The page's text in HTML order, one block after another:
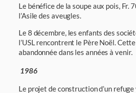
Le bénéfice de la soupe aux pois, Fr.
l’Asile des aveugles.
Le 8 décembre, les enfants des
l’USL rencontrent le Père Noël.
abandonnée dans les années à venir.
1986
Le projet de construction d’un